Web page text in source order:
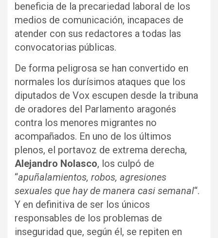
beneficia de la precariedad laboral de los
medios de comunicación, incapaces de
atender con sus redactores a todas las
convocatorias públicas.
De forma peligrosa se han convertido en
normales los durísimos ataques que los
diputados de Vox escupen desde la tribuna
de oradores del Parlamento aragonés
contra los menores migrantes no
acompañados. En uno de los últimos
plenos, el portavoz de extrema derecha,
Alejandro Nolasco, los culpó de
“apuñalamientos, robos, agresiones
sexuales que hay de manera casi semanal“.
Y en definitiva de ser los únicos
responsables de los problemas de
inseguridad que, según él, se repiten en